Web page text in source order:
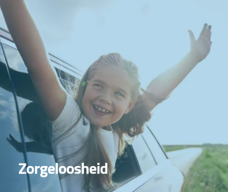
Zorgeloosheid
Achteraf geen gedoe